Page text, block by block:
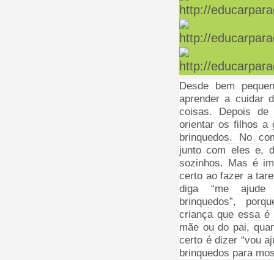
Desde bem
aprender a cuidar
coisas. Depois
orientar os filhos a
brinquedos. No
junto com eles e,
sozinhos. Mas é
certo ao fazer a
diga “me
brinquedos”,
criança que essa é
mãe ou do pai,
certo é dizer “vou
brinquedos para